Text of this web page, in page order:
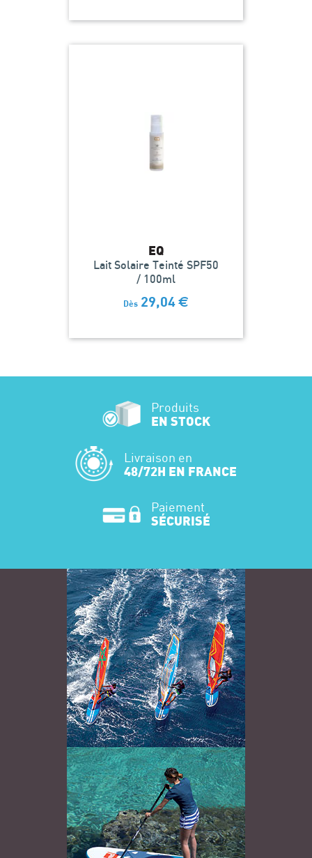
EQ
Lait Solaire Teinté SPF50
/ 100ml
Dès 29,04 €
Produits
EN STOCK
Livraison en
48/72H EN FRANCE
Paiement
SÉCURISÉ